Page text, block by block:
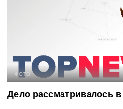
ФОТО:
Дело рассматривалось